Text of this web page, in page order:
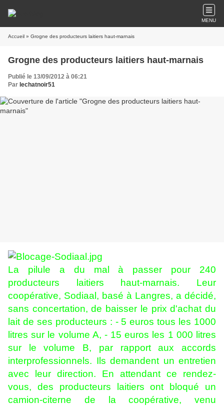
MENU
Accueil » Grogne des producteurs laitiers haut-marnais
Grogne des producteurs laitiers haut-marnais
Publié le 13/09/2012 à 06:21
Par lechatnoir51
La pilule a du mal à passer pour 240
producteurs laitiers haut-marnais. Leur
coopérative, Sodiaal, basé à Langres, a décidé,
sans concertation, de baisser le prix d'achat du
lait de ses producteurs : - 5 euros tous les 1000
litres sur le volume A, - 15 euros les 1 000 litres
sur le volume B, par rapport aux accords
interprofessionnels. Ils demandent un entretien
avec leur direction. En attendant ce rendez-
vous, des producteurs laitiers ont bloqué un
camion-citerne de la coopérative, venu